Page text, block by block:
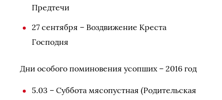
Предтечи
27 сентября – Воздвижение Креста
Господня
Дни особого поминовения усопших – 2016 год
5.03 – Суббота мясопустная (Родительская